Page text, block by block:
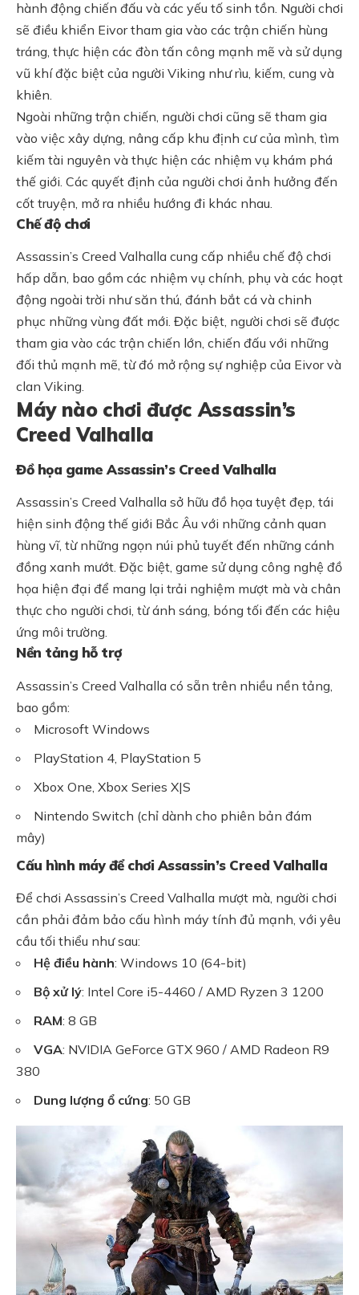
hành động chiến đấu và các yếu tố sinh tồn. Người chơi
sẽ điều khiển Eivor tham gia vào các trận chiến hùng
tráng, thực hiện các đòn tấn công mạnh mẽ và sử dụng
vũ khí đặc biệt của người Viking như rìu, kiếm, cung và
khiên.
Ngoài những trận chiến, người chơi cũng sẽ tham gia
vào việc xây dựng, nâng cấp khu định cư của mình, tìm
kiếm tài nguyên và thực hiện các nhiệm vụ khám phá
thế giới. Các quyết định của người chơi ảnh hưởng đến
cốt truyện, mở ra nhiều hướng đi khác nhau.
Chế độ chơi
Assassin’s Creed Valhalla cung cấp nhiều chế độ chơi
hấp dẫn, bao gồm các nhiệm vụ chính, phụ và các hoạt
động ngoài trời như săn thú, đánh bắt cá và chinh
phục những vùng đất mới. Đặc biệt, người chơi sẽ được
tham gia vào các trận chiến lớn, chiến đấu với những
đối thủ mạnh mẽ, từ đó mở rộng sự nghiệp của Eivor và
clan Viking.
Máy nào chơi được Assassin’s
Creed Valhalla
Đồ họa game Assassin’s Creed Valhalla
Assassin’s Creed Valhalla sở hữu đồ họa tuyệt đẹp, tái
hiện sinh động thế giới Bắc Âu với những cảnh quan
hùng vĩ, từ những ngọn núi phủ tuyết đến những cánh
đồng xanh mướt. Đặc biệt, game sử dụng công nghệ đồ
họa hiện đại để mang lại trải nghiệm mượt mà và chân
thực cho người chơi, từ ánh sáng, bóng tối đến các hiệu
ứng môi trường.
Nền tảng hỗ trợ
Assassin’s Creed Valhalla có sẵn trên nhiều nền tảng,
bao gồm:
Microsoft Windows
PlayStation 4, PlayStation 5
Xbox One, Xbox Series X|S
Nintendo Switch (chỉ dành cho phiên bản đám
mây)
Cấu hình máy để chơi Assassin’s Creed Valhalla
Để chơi Assassin’s Creed Valhalla mượt mà, người chơi
cần phải đảm bảo cấu hình máy tính đủ mạnh, với yêu
cầu tối thiểu như sau:
Hệ điều hành: Windows 10 (64-bit)
Bộ xử lý: Intel Core i5-4460 / AMD Ryzen 3 1200
RAM: 8 GB
VGA: NVIDIA GeForce GTX 960 / AMD Radeon R9
380
Dung lượng ổ cứng: 50 GB